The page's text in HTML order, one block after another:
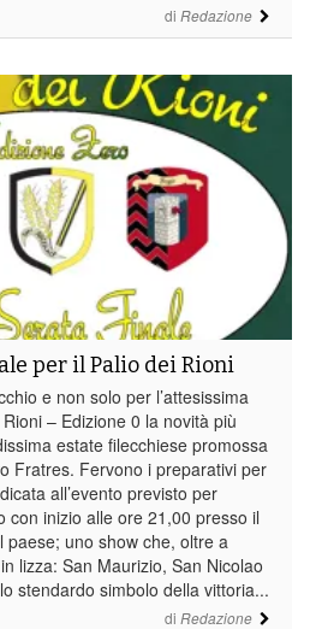
di Redazione
di Redazione
per il Palio dei Rioni
e non solo per l’attesissima
– Edizione 0 la novità più
estate filecchiese promossa
Fratres. Fervono i preparativi per
all’evento previsto per
con inizio alle ore 21,00 presso il
uno show che, oltre a
lizza: San Maurizio, San Nicolao
stendardo simbolo della vittoria...